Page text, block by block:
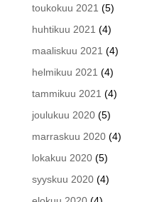
toukokuu 2021 (5)
huhtikuu 2021 (4)
maaliskuu 2021 (4)
helmikuu 2021 (4)
tammikuu 2021 (4)
joulukuu 2020(5)
marraskuu 2020(4)
lokakuu 2020(5)
syyskuu 2020(4)